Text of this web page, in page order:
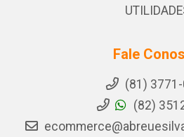
Fale
(81)
(82)